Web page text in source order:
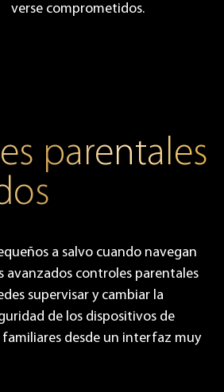
verse comprometidos.
parentales
a salvo cuando navegan
avanzados controles parentales
supervisar y cambiar la
de los dispositivos de
desde un interfaz muy